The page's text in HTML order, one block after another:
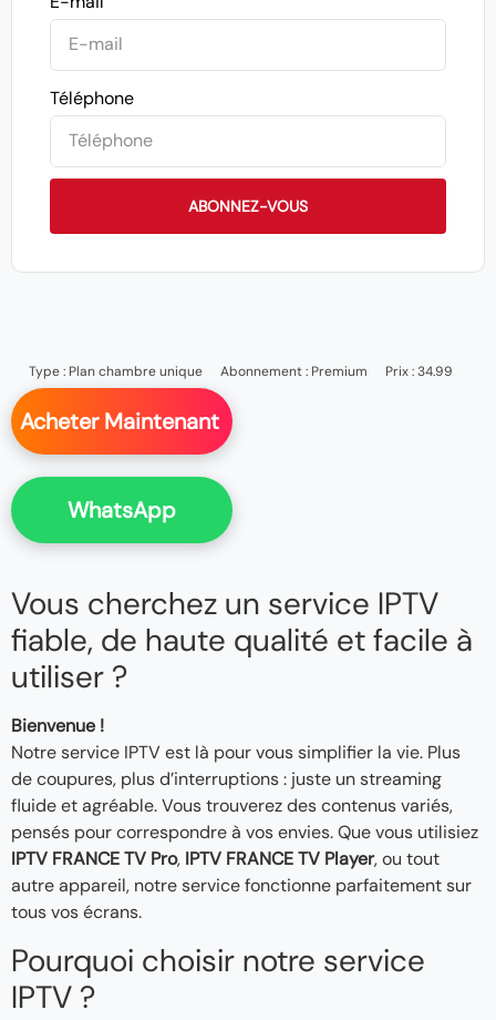
Téléphone
ABONNEZ-VOUS
Type : Plan chambre unique Abonnement : Premium Prix : 34.99
Acheter Maintenant
WhatsApp
Vous cherchez un service IPTV
fiable, de haute qualité et facile à
utiliser ?
Bienvenue !
Notre service IPTV est là pour vous simplifier la vie. Plus
de coupures, plus d’interruptions : juste un streaming
fluide et agréable. Vous trouverez des contenus variés,
pensés pour correspondre à vos envies. Que vous utilisiez
IPTV FRANCE TV Pro, IPTV FRANCE TV Player, ou tout
autre appareil, notre service fonctionne parfaitement sur
tous vos écrans.
Pourquoi choisir notre service
IPTV ?